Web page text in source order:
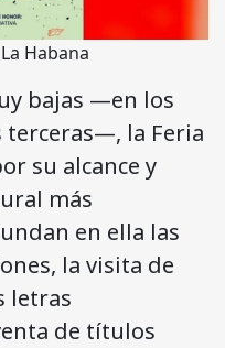
Habana
bajas —en los
terceras—, la Feria
su alcance y
más
en ella las
la visita de
letras
de títulos